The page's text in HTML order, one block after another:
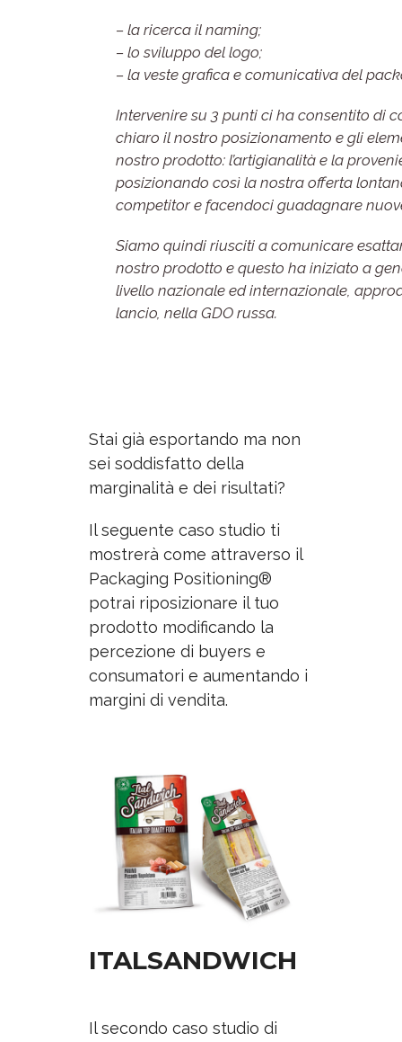
– la ricerca il naming;
– lo sviluppo del logo;
– la veste grafica e comunicativa del
Intervenire su 3 punti ci ha consentito di
chiaro il nostro posizionamento e gli
nostro prodotto: l’artigianalità e la
posizionando così la nostra offerta
competitor e facendoci guadagnare
Siamo quindi riusciti a comunicare
nostro prodotto e questo ha iniziato a
livello nazionale ed internazionale,
lancio, nella GDO russa.
Stai già esportando ma non
sei soddisfatto della
marginalità e dei risultati?
Il seguente caso studio ti
mostrerà come attraverso il
Packaging Positioning®
potrai riposizionare il tuo
prodotto modificando la
percezione di buyers e
consumatori e aumentando i
margini di vendita.
ITALSANDWICH
Il secondo caso studio di